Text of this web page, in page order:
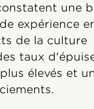
une
expérience
de la culture
taux
élevés et